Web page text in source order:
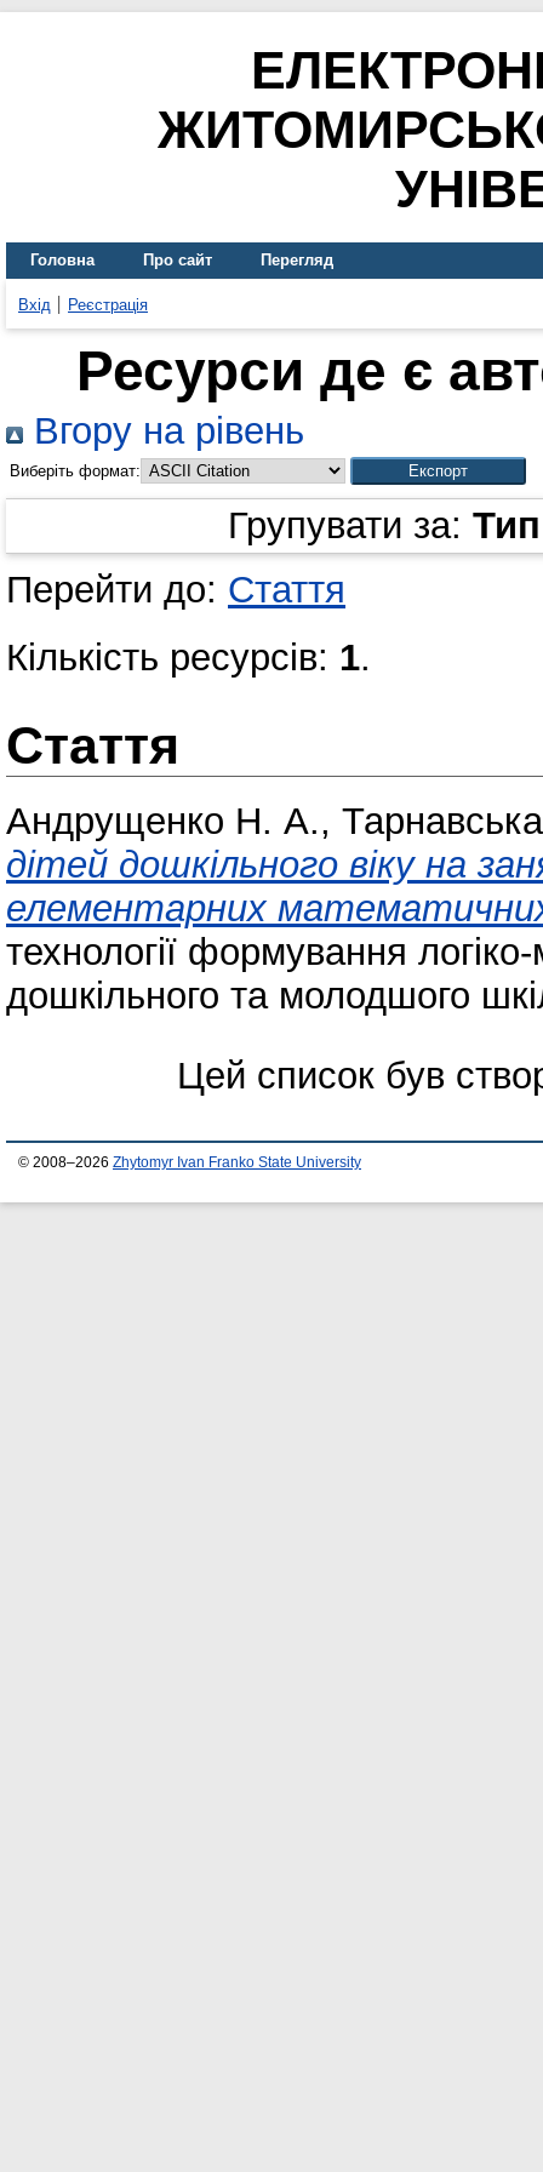
Головна Про сайт Перегляд
Вхід Реєстрація
Ресурси де є
Вгору на рівень
Виберіть формат:
Групувати за:
Перейти до: Стаття
Кількість ресурсів: 1.
Стаття
Андрущенко Н. А.,
дітей дошкільного віку на
елементарних
технології формування
дошкільного та молодшого
Цей список був
© 2008–2026 Zhytomyr Ivan Franko State University